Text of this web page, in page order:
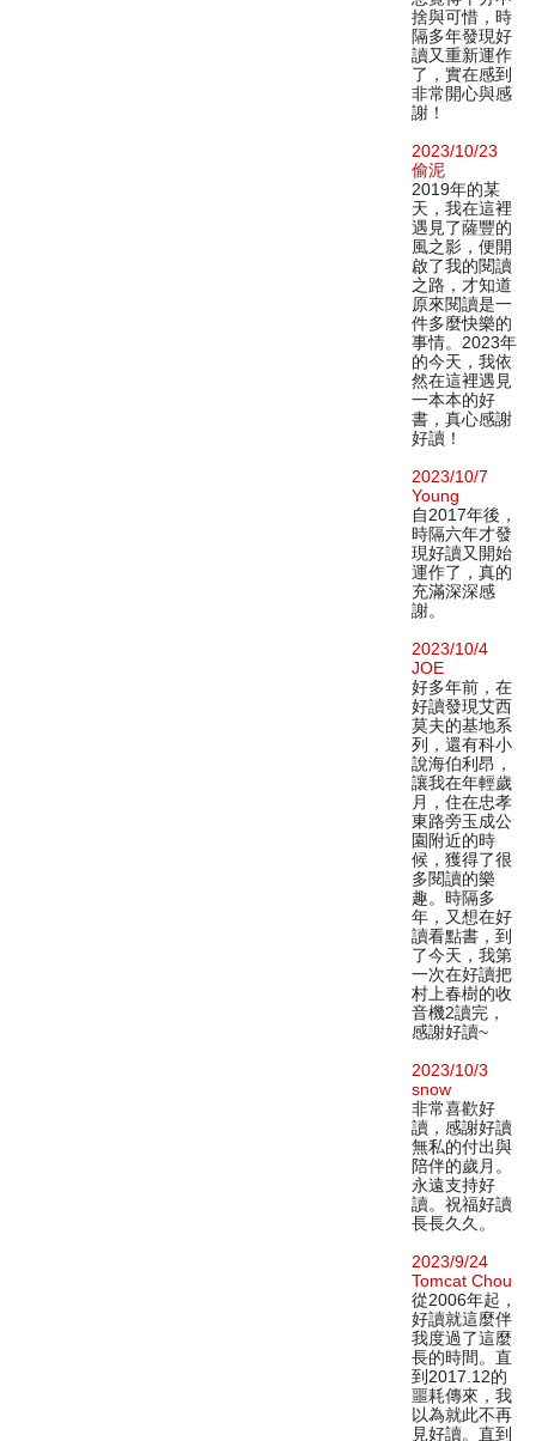
捨與可惜，時
隔多年發現好
讀又重新運作
了，實在感到
非常開心與感
謝！
2023/10/23
偷泥
2019年的某
天，我在這裡
遇見了薩豐的
風之影，便開
啟了我的閱讀
之路，才知道
原來閱讀是一
件多麼快樂的
事情。2023年
的今天，我依
然在這裡遇見
一本本的好
書，真心感謝
好讀！
2023/10/7
Young
自2017年後，
時隔六年才發
現好讀又開始
運作了，真的
充滿深深感
謝。
2023/10/4
JOE
好多年前，在
好讀發現艾西
莫夫的基地系
列，還有科小
說海伯利昂，
讓我在年輕歲
月，住在忠孝
東路旁玉成公
園附近的時
候，獲得了很
多閱讀的樂
趣。時隔多
年，又想在好
讀看點書，到
了今天，我第
一次在好讀把
村上春樹的收
音機2讀完，
感謝好讀~
2023/10/3
snow
非常喜歡好
讀，感謝好讀
無私的付出與
陪伴的歲月。
永遠支持好
讀。祝福好讀
長長久久。
2023/9/24
Tomcat Chou
從2006年起，
好讀就這麼伴
我度過了這麼
長的時間。直
到2017.12的
噩耗傳來，我
以為就此不再
見好讀。直到